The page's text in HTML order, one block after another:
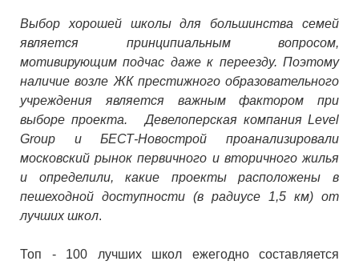
Выбор хорошей школы для большинства семей
является принципиальным вопросом,
мотивирующим подчас даже к переезду. Поэтому
наличие возле ЖК престижного образовательного
учреждения является важным фактором при
выборе проекта. Девелоперская компания Level
Group и БЕСТ-Новострой проанализировали
московский рынок первичного и вторичного жилья
и определили, какие проекты расположены в
пешеходной доступности (в радиусе 1,5 км) от
лучших школ.
Топ - 100 лучших школ ежегодно составляется